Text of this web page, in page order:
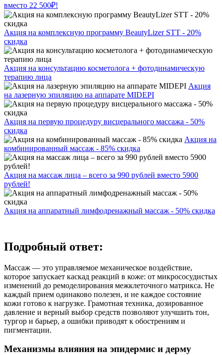
вместо 22 500₽!
Акция на комплексную программу BeautyLizer STT - 20%
скидка
Акция на консультацию косметолога + фотодинамическую
терапию лица
Акция
на лазерную эпиляцию на аппарате MIDEPI
Акция на первую процедуру висцерального массажа - 50%
скидка
Акция на
комбинированный массаж - 85% скидка
Акция на массаж лица – всего за 990 рублей вместо 5900
рублей!
Акция на аппаратный лимфодренажный массаж - 50% скидка
Подробный ответ:
Массаж — это управляемое механическое воздействие,
которое запускает каскад реакций в коже: от микрососудистых
изменений до ремоделирования межклеточного матрикса. Не
каждый прием одинаково полезен, и не каждое состояние
кожи готово к нагрузке. Грамотная техника, дозированное
давление и верный выбор средств позволяют улучшить тон,
тургор и барьер, а ошибки приводят к обострениям и
пигментации.
Механизмы влияния на эпидермис и дерму